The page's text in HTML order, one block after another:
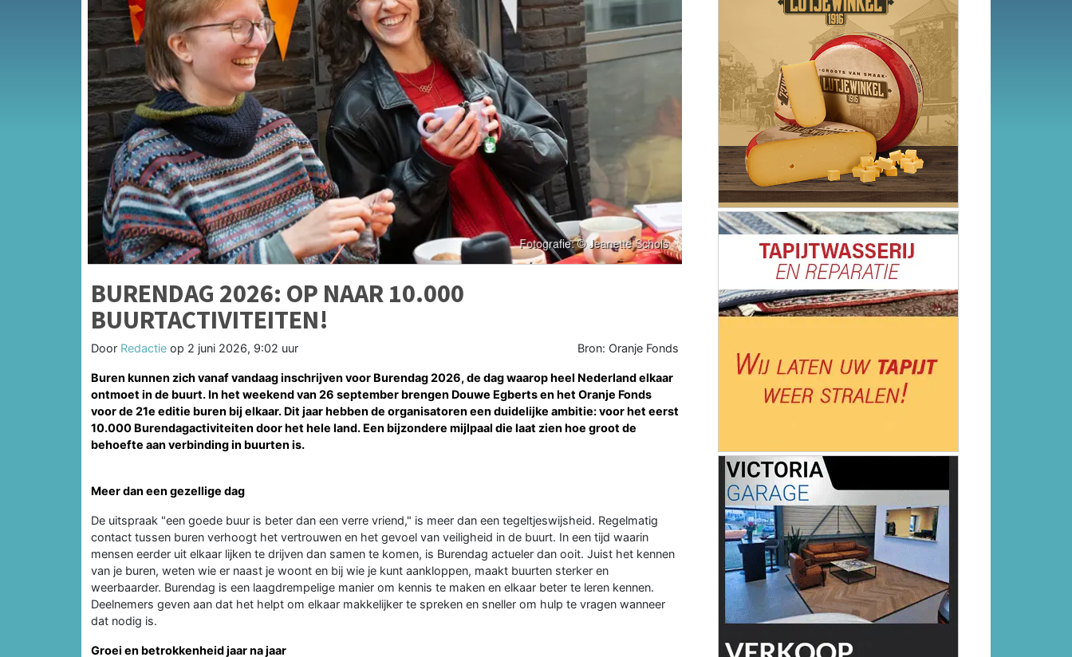
BURENDAG 2026: OP NAAR 10.000
BUURTACTIVITEITEN!
Door Redactie op 2 juni 2026, 9:02 uur Bron: Oranje Fonds
Buren kunnen zich vanaf vandaag inschrijven voor Burendag 2026, de dag waarop heel Nederland elkaar
ontmoet in de buurt. In het weekend van 26 september brengen Douwe Egberts en het Oranje Fonds
voor de 21e editie buren bij elkaar. Dit jaar hebben de organisatoren een duidelijke ambitie: voor het eerst
10.000 Burendagactiviteiten door het hele land. Een bijzondere mijlpaal die laat zien hoe groot de
behoefte aan verbinding in buurten is.
Meer dan een gezellige dag
De uitspraak "een goede buur is beter dan een verre vriend," is meer dan een tegeltjeswijsheid. Regelmatig
contact tussen buren verhoogt het vertrouwen en het gevoel van veiligheid in de buurt. In een tijd waarin
mensen eerder uit elkaar lijken te drijven dan samen te komen, is Burendag actueler dan ooit. Juist het kennen
van je buren, weten wie er naast je woont en bij wie je kunt aankloppen, maakt buurten sterker en
weerbaarder. Burendag is een laagdrempelige manier om kennis te maken en elkaar beter te leren kennen.
Deelnemers geven aan dat het helpt om elkaar makkelijker te spreken en sneller om hulp te vragen wanneer
dat nodig is.
Groei en betrokkenheid jaar na jaar